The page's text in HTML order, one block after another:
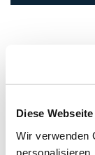
Diese
Wir verwenden
Die Welt der
gerne auf.
über alle
Digitalisierung